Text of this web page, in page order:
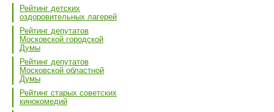
Рейтинг детских
оздоровительных лагерей
Рейтинг депутатов
Московской городской
Думы
Рейтинг депутатов
Московской областной
Думы
Рейтинг старых советских
кинокомедий